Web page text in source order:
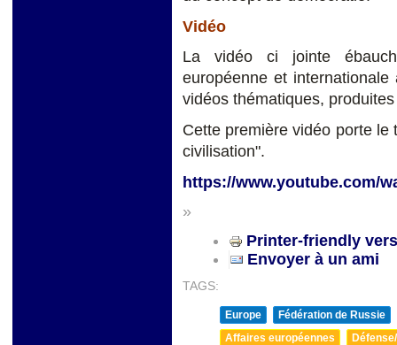
Vidéo
La vidéo ci jointe
européenne et
vidéos thématiques,
Cette première vidéo porte le
civilisation".
https://www.youtube.com/
»
Printer-friendly
Envoyer à un ami
TAGS:
Europe
Fédération de Russie
Affaires européennes